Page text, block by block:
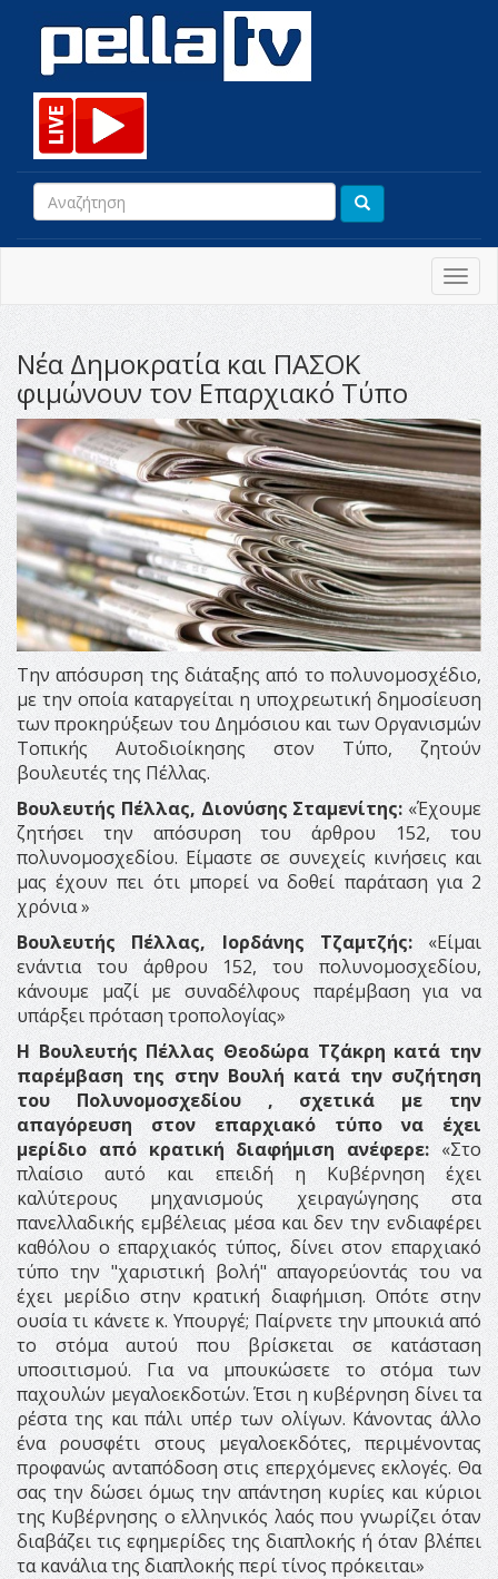
Νέα Δημοκρατία και ΠΑΣΟΚ
φιμώνουν τον Επαρχιακό Τύπο
Την απόσυρση της διάταξης από το πολυνομοσχέδιο,
με την οποία καταργείται η υποχρεωτική δημοσίευση
των προκηρύξεων του Δημόσιου και των Οργανισμών
Τοπικής Αυτοδιοίκησης στον Τύπο, ζητούν
βουλευτές της Πέλλας.
Βουλευτής Πέλλας, Διονύσης Σταμενίτης:«Έχουμε
ζητήσει την απόσυρση του άρθρου 152, του
πολυνομοσχεδίου. Είμαστε σε συνεχείς κινήσεις και
μας έχουν πει ότι μπορεί να δοθεί παράταση για 2
χρόνια »
Βουλευτής Πέλλας, Ιορδάνης Τζαμτζής:«Είμαι
ενάντια του άρθρου 152, του πολυνομοσχεδίου,
κάνουμε μαζί με συναδέλφους παρέμβαση για να
υπάρξει πρόταση τροπολογίας»
Η Βουλευτής Πέλλας Θεοδώρα Τζάκρη κατά την
παρέμβαση της στην Βουλή κατά την συζήτηση
του Πολυνομοσχεδίου , σχετικά με την
απαγόρευση στον επαρχιακό τύπο να έχει
μερίδιο από κρατική διαφήμιση ανέφερε: «Στο
πλαίσιο αυτό και επειδή η Κυβέρνηση έχει
καλύτερους μηχανισμούς χειραγώγησης στα
πανελλαδικής εμβέλειας μέσα και δεν την ενδιαφέρει
καθόλου ο επαρχιακός τύπος, δίνει στον επαρχιακό
τύπο την "χαριστική βολή" απαγορεύοντάς του να
έχει μερίδιο στην κρατική διαφήμιση. Οπότε στην
ουσία τι κάνετε κ. Υπουργέ; Παίρνετε την μπουκιά από
το στόμα αυτού που βρίσκεται σε κατάσταση
υποσιτισμού. Για να μπουκώσετε το στόμα των
παχουλών μεγαλοεκδοτών. Έτσι η κυβέρνηση δίνει τα
ρέστα της και πάλι υπέρ των ολίγων. Κάνοντας άλλο
ένα ρουσφέτι στους μεγαλοεκδότες, περιμένοντας
προφανώς ανταπόδοση στις επερχόμενες εκλογές. Θα
σας την δώσει όμως την απάντηση κυρίες και κύριοι
της Κυβέρνησης ο ελληνικός λαός που γνωρίζει όταν
διαβάζει τις εφημερίδες της διαπλοκής ή όταν βλέπει
τα κανάλια της διαπλοκής περί τίνος πρόκειται»